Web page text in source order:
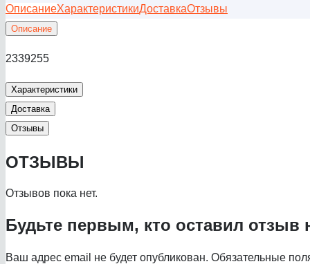
ОписаниеХарактеристикиДоставкаОтзывы
Описание
2339255
Характеристики
Доставка
Отзывы
ОТЗЫВЫ
Отзывов пока нет.
Будьте первым, кто оставил отзыв
Ваш адрес email не будет опубликован. Обязательные